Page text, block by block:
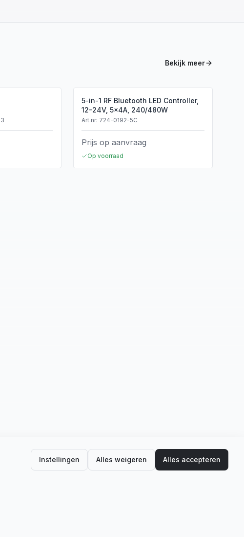
Bekijk meer
5-in-1 RF Bluetooth LED Controller,
12-24V, 5x4A, 240/480W
Art.nr: 724-0192-5C
Prijs op aanvraag
Op voorraad
Instellingen Alles weigeren Alles accepteren